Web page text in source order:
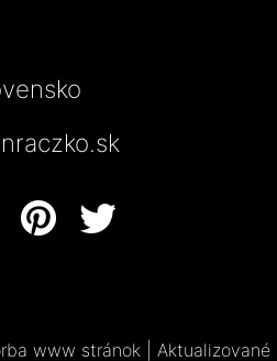
www stránok Aktualizované